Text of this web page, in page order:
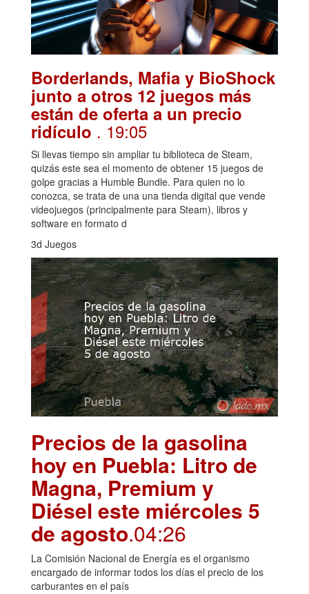
Borderlands, Mafia y BioShock
junto a otros 12 juegos más
están de oferta a un precio
ridículo . 19:05
Si llevas tiempo sin ampliar tu biblioteca de Steam,
quizás este sea el momento de obtener 15 juegos de
golpe gracias a Humble Bundle. Para quien no lo
conozca, se trata de una una tienda digital que vende
videojuegos (principalmente para Steam), libros y
software en formato d
3d Juegos
Precios de la gasolina
hoy en Puebla: Litro de
Magna, Premium y
Diésel este miércoles 5
de agosto.04:26
La Comisión Nacional de Energía es el organismo
encargado de informar todos los días el precio de los
carburantes en el país